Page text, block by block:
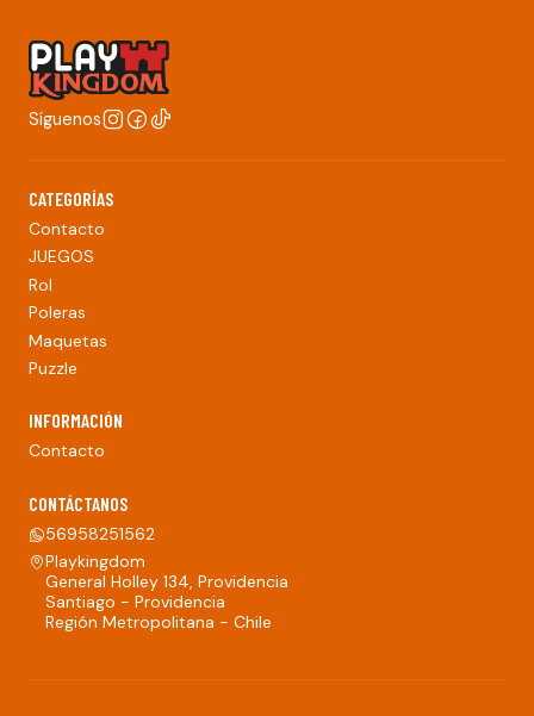
Síguenos
CATEGORÍAS
Contacto
JUEGOS
Rol
Poleras
Maquetas
Puzzle
INFORMACIÓN
Contacto
CONTÁCTANOS
56958251562
Playkingdom
General Holley 134, Providencia
Santiago - Providencia
Región Metropolitana - Chile